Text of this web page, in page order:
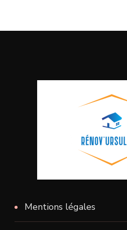
Mentions légales